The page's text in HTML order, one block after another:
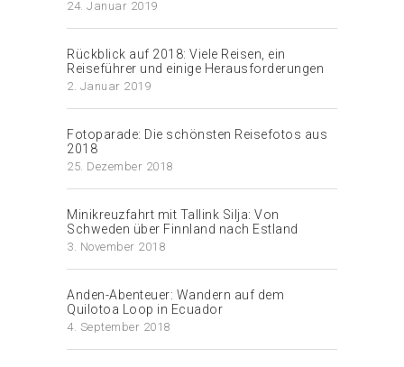
24. Januar 2019
Rückblick auf 2018: Viele Reisen, ein
Reiseführer und einige Herausforderungen
2. Januar 2019
Fotoparade: Die schönsten Reisefotos aus
2018
25. Dezember 2018
Minikreuzfahrt mit Tallink Silja: Von
Schweden über Finnland nach Estland
3. November 2018
Anden-Abenteuer: Wandern auf dem
Quilotoa Loop in Ecuador
4. September 2018